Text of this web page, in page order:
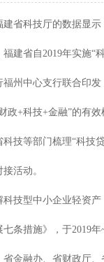
科技厅的数据显示，
省自2019年实施“科
福州中心支行联合印
政+科技+金融”的有效
等部门梳理“科技贷
活动。
型中小企业轻资产，
七条措施》，于2019
省金融办、省财政厅